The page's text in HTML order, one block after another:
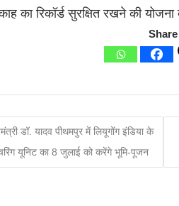
का रिकॉर्ड सुरक्षित रखने की योजना
Share
डॉ. यादव पीथमपुर में लियूगोंग इंडिया के
यूनिट का 8 जुलाई को करेंगे भूमि-पूजन